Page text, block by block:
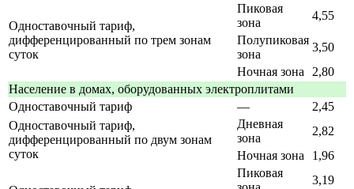
Одноставочный тариф,
дифференцированный по трем зонам
суток
Пиковая
зона
4,55
Полупиковая
зона
3,50
Ночная зона
2,80
Население в домах, оборудованных электроплитами
Одноставочный тариф
—
2,45
Одноставочный тариф,
дифференцированный по двум зонам
суток
Дневная
зона
2,82
Ночная зона
1,96
Пиковая
3,19